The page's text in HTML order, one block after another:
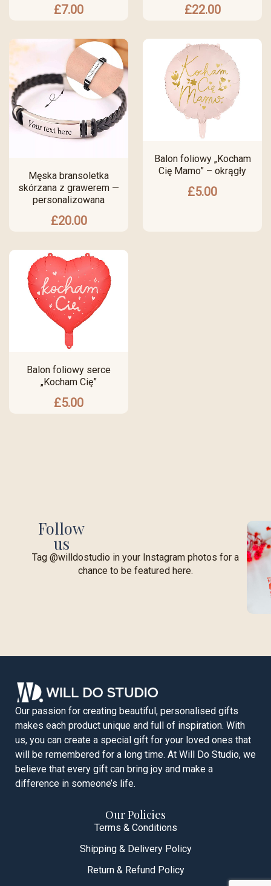
£7.00 £22.00
Męska bransoletka
skórzana z grawerem —
personalizowana
£20.00
Balon foliowy „Kocham
Cię Mamo” – okrągły
£5.00
Balon foliowy serce
„Kocham Cię”
£5.00
Follow
us
Tag @willdostudio in your Instagram photos for a
chance to be featured here.
Our passion for creating beautiful, personalised gifts
makes each product unique and full of inspiration. With
us, you can create a special gift for your loved ones that
will be remembered for a long time. At Will Do Studio, we
believe that every gift can bring joy and make a
difference in someone’s life.
Our Policies
Terms & Conditions
Shipping & Delivery Policy
Return & Refund Policy